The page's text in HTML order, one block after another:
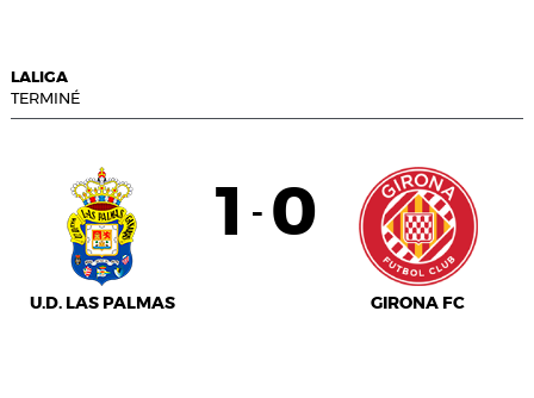
LALIGA
TERMINÉ
U.D. LAS PALMAS
1 - 0
GIRONA FC